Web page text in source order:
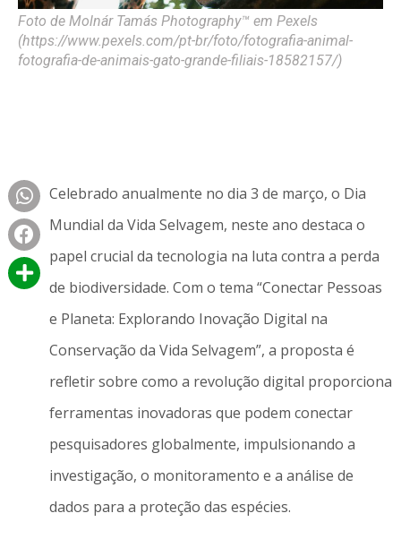
Foto de Molnár Tamás Photography™ em Pexels
(https://www.pexels.com/pt-br/foto/fotografia-animal-
fotografia-de-animais-gato-grande-filiais-18582157/)
Celebrado anualmente no dia 3 de março, o Dia
Mundial da Vida Selvagem, neste ano destaca o
papel crucial da tecnologia na luta contra a perda
de biodiversidade. Com o tema “Conectar Pessoas
e Planeta: Explorando Inovação Digital na
Conservação da Vida Selvagem”, a proposta é
refletir sobre como a revolução digital proporciona
ferramentas inovadoras que podem conectar
pesquisadores globalmente, impulsionando a
investigação, o monitoramento e a análise de
dados para a proteção das espécies.